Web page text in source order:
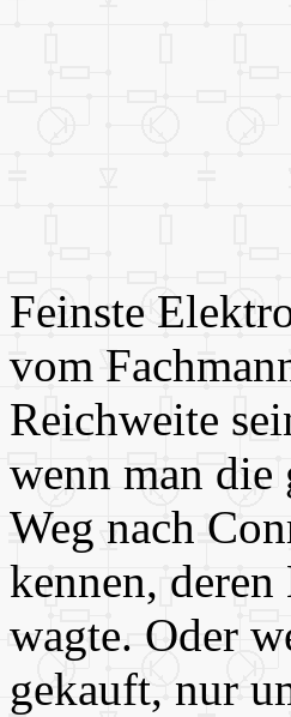
Feinste
vom
Reichweite
wenn man die
Weg nach
kennen,
wagte. Oder
gekauft, nur